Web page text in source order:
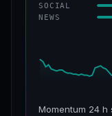
CONFIANCE
SOCIAL
NEWS
Momentum 24 h